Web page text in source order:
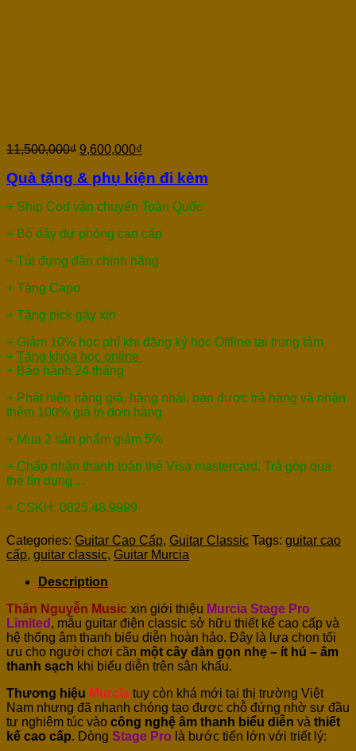
11,500,000₫ 9,600,000₫
Quà tặng & phụ kiện đi kèm
+ Ship Cod vận chuyển Toàn Quốc
+ Bộ dây dự phòng cao cấp
+ Túi đựng đàn chính hãng
+ Tặng Capo
+ Tặng pick gảy xịn
+ Giảm 10% học phí khi đăng ký học Offline tại trung tâm
+ Tặng khóa học online
+ Bảo hành 24 tháng
+ Phát hiện hàng giả, hàng nhái, bạn được trả hàng và nhận
thêm 100% giá trị đơn hàng
+ Mua 2 sản phẩm giảm 5%
+ Chấp nhận thanh toán thẻ Visa mastercard, Trả góp qua
thẻ tín dụng…
+ CSKH: 0825.48.9999
Categories: Guitar Cao Cấp, Guitar Classic Tags: guitar cao
cấp, guitar classic, Guitar Murcia
Description
Thân Nguyễn Music xin giới thiệu Murcia Stage Pro
Limited , mẫu guitar điện classic sở hữu thiết kế cao cấp và
hệ thống âm thanh biểu diễn hoàn hảo. Đây là lựa chọn tối
ưu cho người chơi cần một cây đàn gọn nhẹ – ít hú – âm
thanh sạch khi biểu diễn trên sân khấu.
Thương hiệu Murcia tuy còn khá mới tại thị trường Việt
Nam nhưng đã nhanh chóng tạo được chỗ đứng nhờ sự đầu
tư nghiêm túc vào công nghệ âm thanh biểu diễn và thiết
kế cao cấp. Dòng Stage Pro là bước tiến lớn với triết lý: